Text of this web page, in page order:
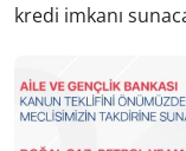
kredi imkanı